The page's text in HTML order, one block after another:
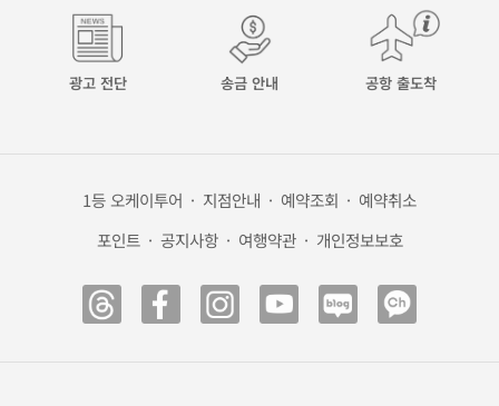
광고 전단 송금 안내 공항 출도착
1등 오케이투어 · 지점안내 · 예약조회 · 예약취소
포인트 · 공지사항 · 여행약관 · 개인정보보호